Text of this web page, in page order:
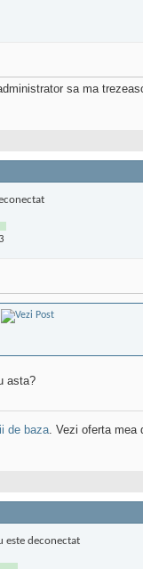
sa ma
asta?
de baza. Vezi oferta mea